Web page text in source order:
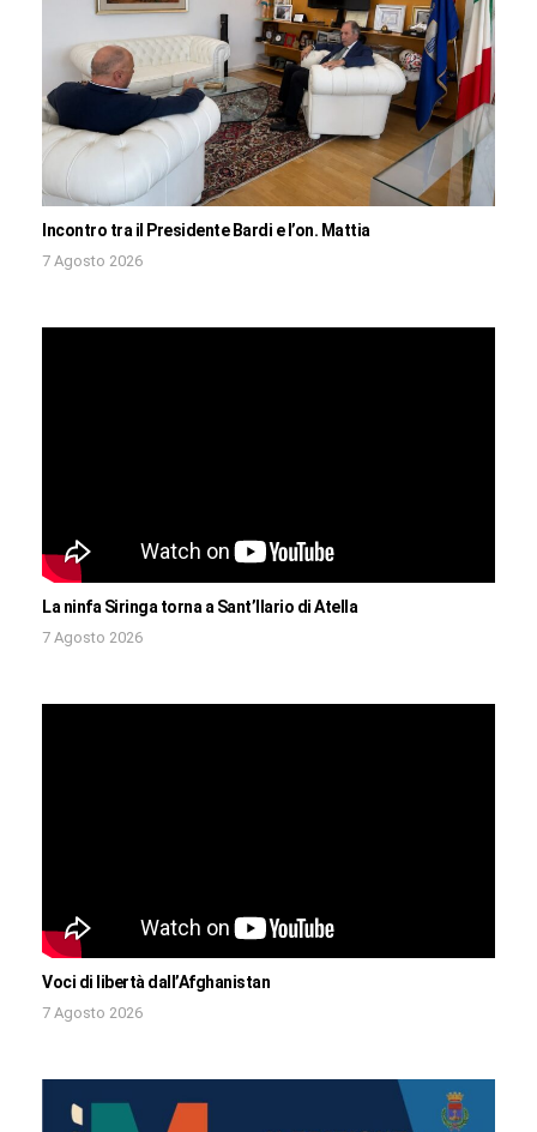
Incontro tra il Presidente Bardi e l’on. Mattia
7 Agosto 2026
La ninfa Siringa torna a Sant’Ilario di Atella
7 Agosto 2026
Voci di libertà dall’Afghanistan
7 Agosto 2026